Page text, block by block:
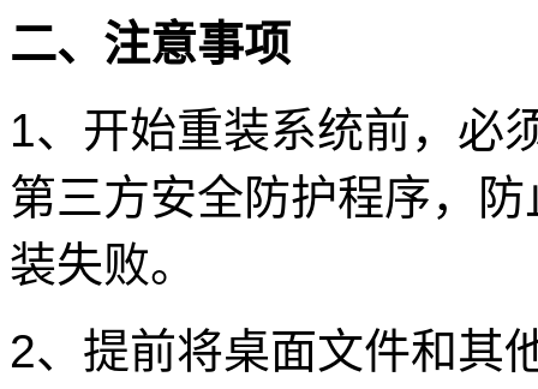
二、注意事项
1、开始重装系统前，必
第三方安全防护程序，
装失败。
2、提前将桌面文件和其